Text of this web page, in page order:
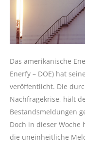
Das amerikanische
Enerfy – DOE) hat
veröffentlicht. Die
Nachfragekrise, hält
Bestandsmeldungen
Doch in dieser
die uneinheitliche